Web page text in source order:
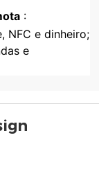
:
NFC e dinheiro;
e